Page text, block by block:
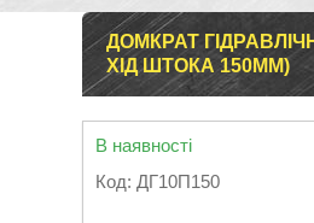
ДОМКРАТ
ХІД ШТОКА 150ММ)
В наявності
Код: ДГ10П150